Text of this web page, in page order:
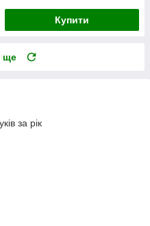
Купити
ще
за рік